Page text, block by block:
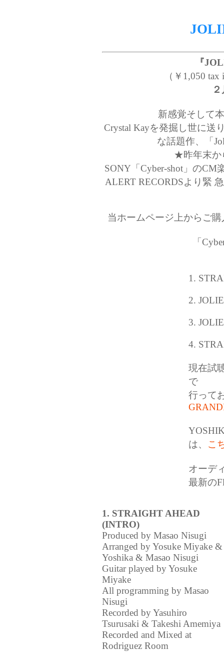
『
（￥1,050
新感覚そして
Crystal Kayを発掘し世に送
な話題作、「
★昨年末か
SONY「Cyber-shot」のCM
ALERT RECORDSより緊
当ホームページ上からご
「
1.
2.
3.
4.
現在試
で
行って
は、 こ
オーデ
最新の
1. STRAIGHT AHEAD
(INTRO)
Produced by Masao Nisugi
Arranged by Yosuke Miyake &
Yoshika & Masao Nisugi
Guitar played by Yosuke
Miyake
All programming by Masao
Nisugi
Recorded by Yasuhiro
Tsurusaki & Takeshi Amemiya
Recorded and Mixed at
Rodriguez Room